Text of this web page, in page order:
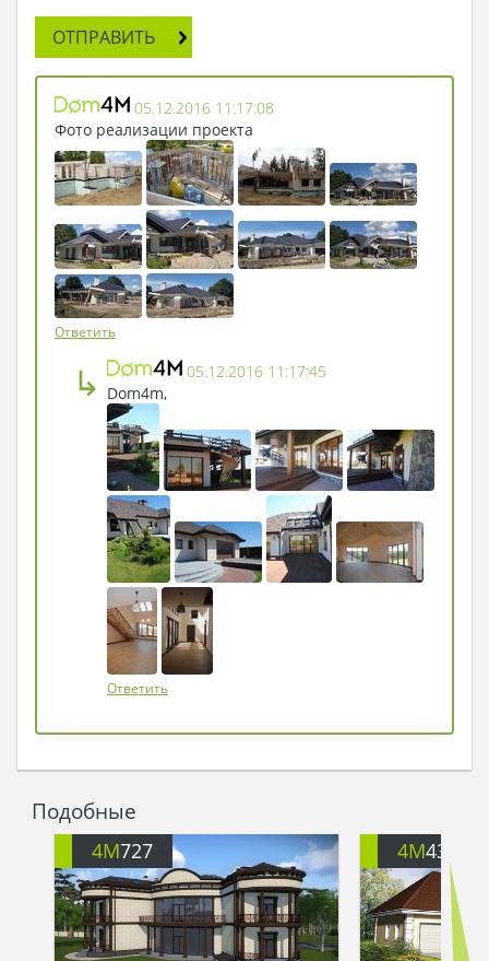
ОТПРАВИТЬ
05.12.2016 11:17:08
Фото реализации проекта
Ответить
↳
05.12.2016 11:17:45
Dom4m,
Ответить
Подобные
4M727 4M434